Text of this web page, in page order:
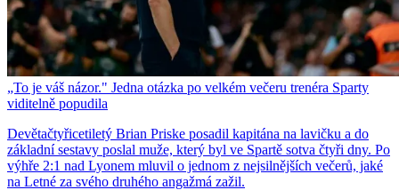
„To je váš názor." Jedna otázka po velkém večeru trenéra Sparty
viditelně popudila
Devětačtyřicetiletý Brian Priske posadil kapitána na lavičku a do
základní sestavy poslal muže, který byl ve Spartě sotva čtyři dny. Po
výhře 2:1 nad Lyonem mluvil o jednom z nejsilnějších večerů, jaké
na Letné za svého druhého angažmá zažil.